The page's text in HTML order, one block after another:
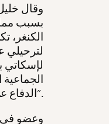
وقال
بسبب
الكنغر،
لترحيلي
لإسكاتي
الدفاع عن تحرير شعبي".